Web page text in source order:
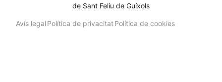
de Sant Feliu de Guíxols
Avís legalPolítica de privacitatPolítica de cookies